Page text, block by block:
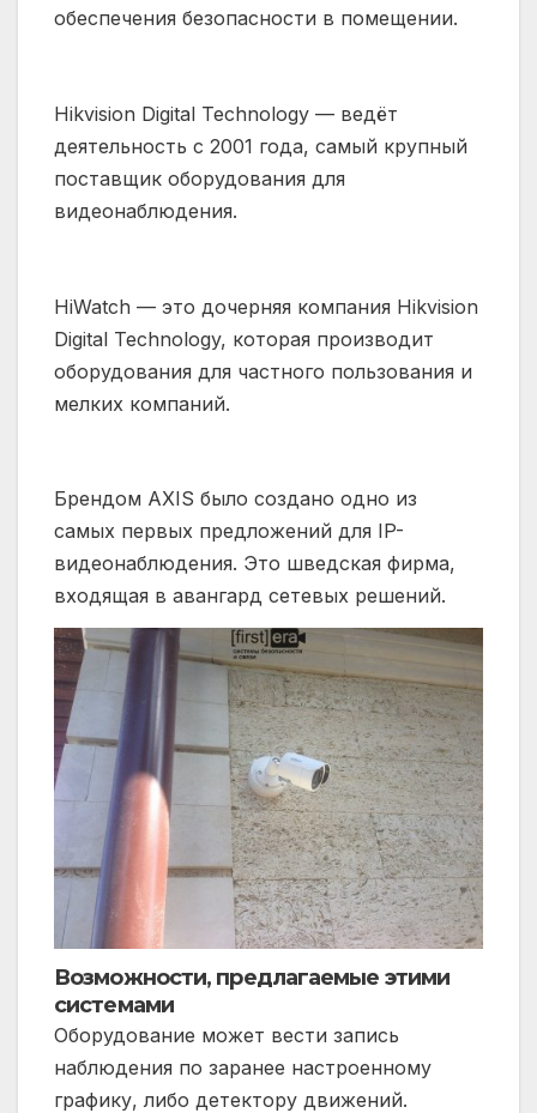
обеспечения безопасности в помещении.
Hikvision Digital Technology — ведёт
деятельность с 2001 года, самый крупный
поставщик оборудования для
видеонаблюдения.
HiWatch — это дочерняя компания Hikvision
Digital Technology, которая производит
оборудования для частного пользования и
мелких компаний.
Брендом AXIS было создано одно из
самых первых предложений для IP-
видеонаблюдения. Это шведская фирма,
входящая в авангард сетевых решений.
Возможности, предлагаемые этими
системами
Оборудование может вести запись
наблюдения по заранее настроенному
графику, либо детектору движений.